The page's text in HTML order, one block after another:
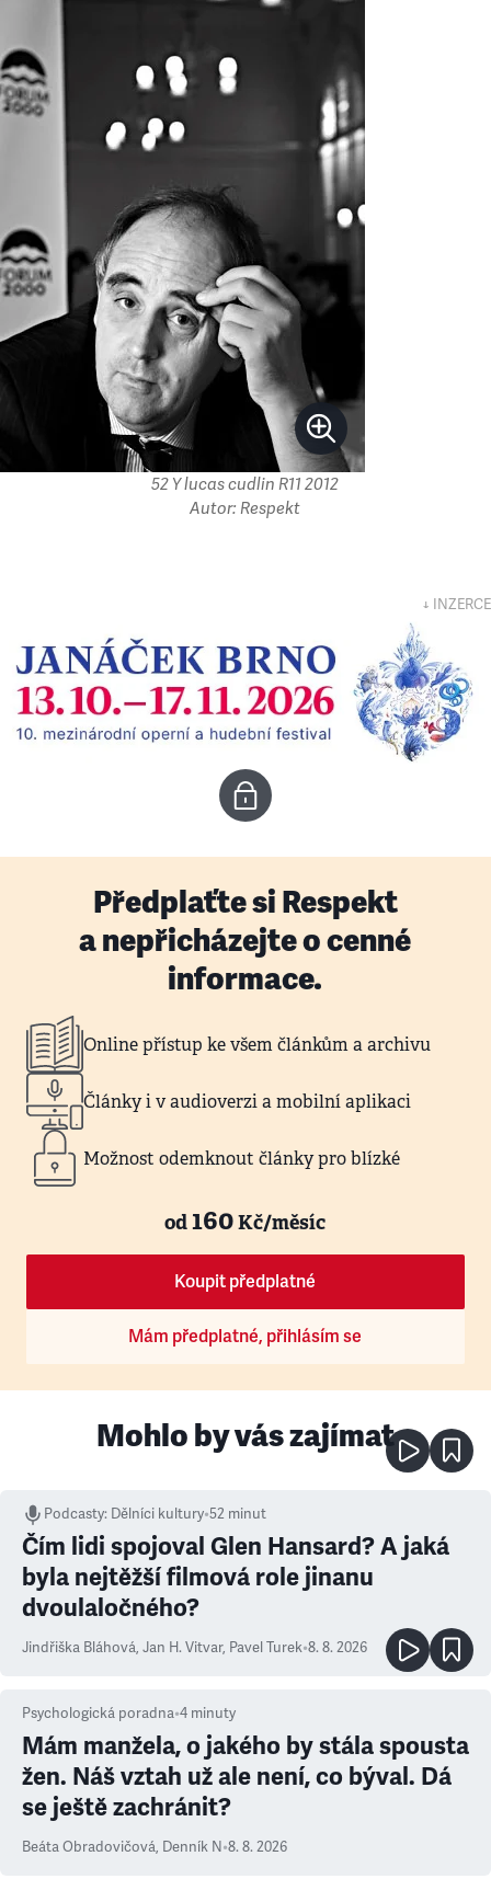
52 Y lucas cudlin R11 2012
Autor: Respekt
↓ INZERCE
Předplaťte si Respekt
a nepřicházejte o cenné
informace.
Online přístup ke všem článkům a archivu
Články i v audioverzi a mobilní aplikaci
Možnost odemknout články pro blízké
od160Kč/měsíc
Koupit předplatné
Mám předplatné, přihlásím se
Mohlo by vás zajímat
Podcasty: Dělníci kultury•52 minut
Čím lidi spojoval Glen Hansard? A jaká
byla nejtěžší filmová role jinanu
dvoulaločného?
Jindřiška Bláhová, Jan H. Vitvar, Pavel Turek•8. 8. 2026
Psychologická poradna•4 minuty
Mám manžela, o jakého by stála spousta
žen. Náš vztah už ale není, co býval. Dá
se ještě zachránit?
Beáta Obradovičová, Denník N•8. 8. 2026